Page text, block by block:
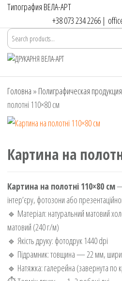
Перейти
контенту
Типография ВЕЛА-АРТ
+38 073 234 2266 |
ВЕЛА-
широкоформатний
друк. Замовлення
Головна » Полиграфическая продукция
полотні 110×80 см
Картина на
Картина на полотні 110×80 см
інтер’єру, фотозони або
🔹 Матеріал: натуральний матовий
матовий (240 г/м)
🔹 Якість друку: фотодрук 1440 dpi
🔹 Підрамник: товщина — 22 мм,
🔹 Натяжка: галерейна (завернута по